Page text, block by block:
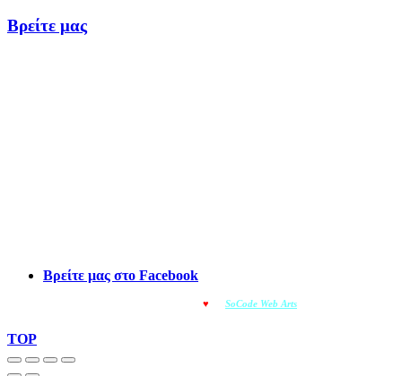
Βρείτε μας
Βρείτε μας στο Facebook
♥ SoCode Web Arts
TOP